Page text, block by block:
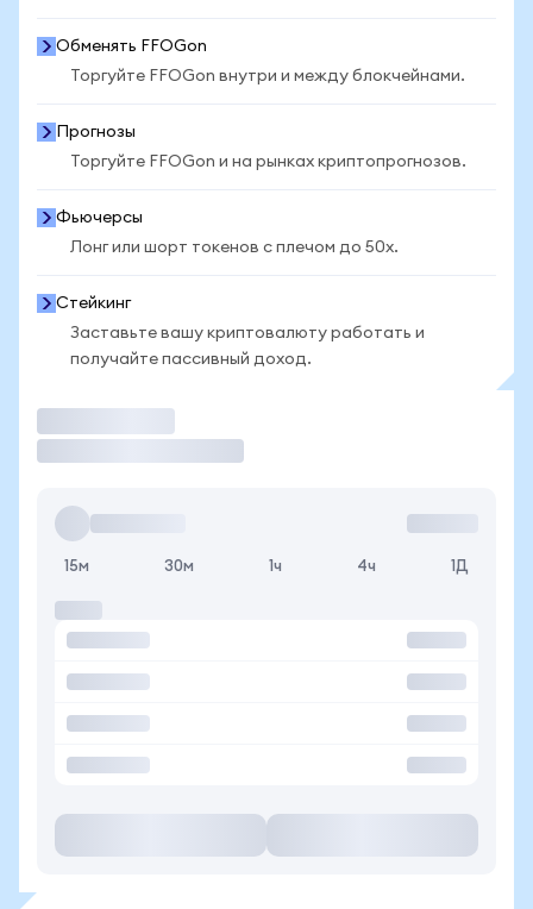
Обменять FFOGon
Торгуйте FFOGon внутри и между блокчейнами.
Прогнозы
Торгуйте FFOGon и на рынках криптопрогнозов.
Фьючерсы
Лонг или шорт токенов с плечом до 50x.
Стейкинг
Заставьте вашу криптовалюту работать и
получайте пассивный доход.
15м 30м 1ч 4ч 1Д